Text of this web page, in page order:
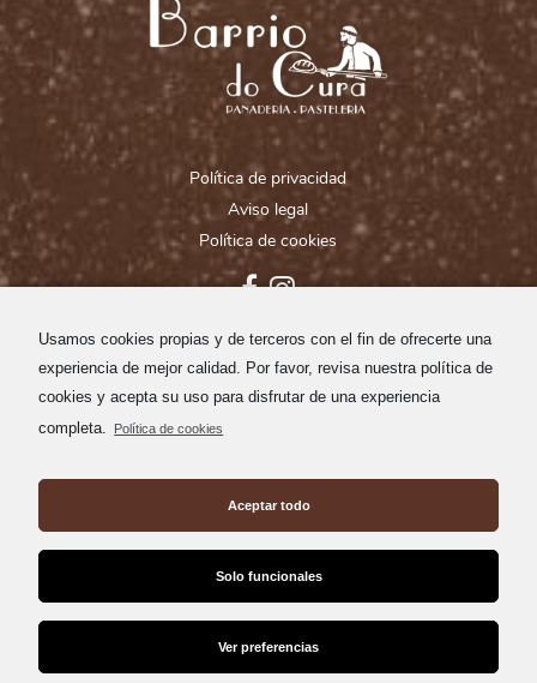
Usamos cookies propias y de terceros con el fin de ofrecerte una
experiencia de mejor calidad. Por favor, revisa nuestra política de
cookies y acepta su uso para disfrutar de una experiencia
completa.
Política de cookies
Aceptar todo
Solo funcionales
Ver preferencias
Política de privacidad
Aviso legal
Política de cookies